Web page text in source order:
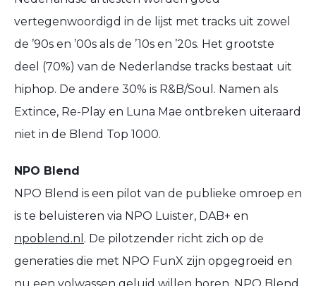
vertegenwoordigd in de lijst met tracks uit zowel
de ’90s en ’00s als de ’10s en ’20s. Het grootste
deel (70%) van de Nederlandse tracks bestaat uit
hiphop. De andere 30% is R&B/Soul. Namen als
Extince, Re-Play en Luna Mae ontbreken uiteraard
niet in de Blend Top 1000.
NPO Blend
NPO Blend is een pilot van de publieke omroep en
is te beluisteren via NPO Luister, DAB+ en
npoblend.nl . De pilotzender richt zich op de
generaties die met NPO FunX zijn opgegroeid en
nu een volwassen geluid willen horen. NPO Blend